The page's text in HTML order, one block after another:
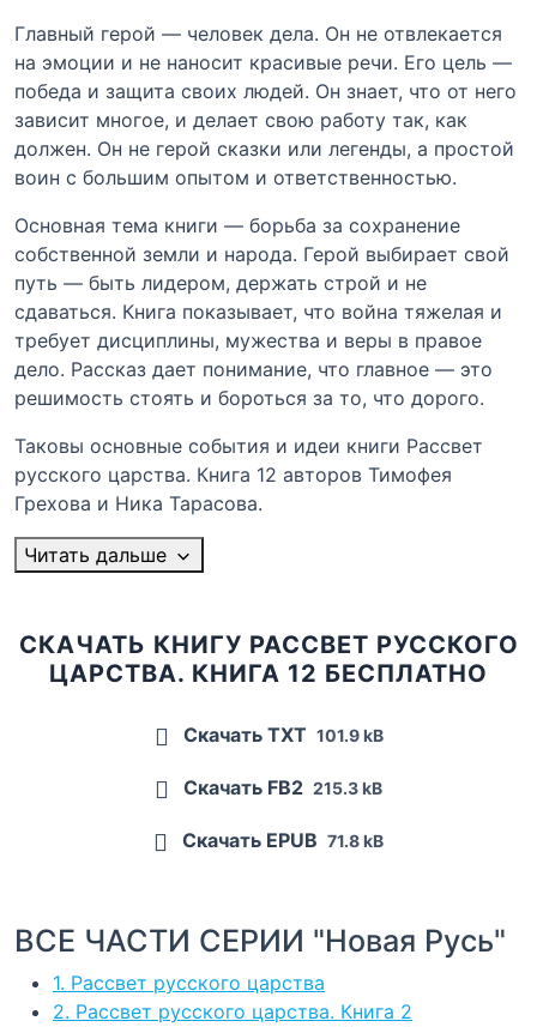
Главный герой — человек дела. Он не отвлекается
на эмоции и не наносит красивые речи. Его цель —
победа и защита своих людей. Он знает, что от него
зависит многое, и делает свою работу так, как
должен. Он не герой сказки или легенды, а простой
воин с большим опытом и ответственностью.
Основная тема книги — борьба за сохранение
собственной земли и народа. Герой выбирает свой
путь — быть лидером, держать строй и не
сдаваться. Книга показывает, что война тяжелая и
требует дисциплины, мужества и веры в правое
дело. Рассказ дает понимание, что главное — это
решимость стоять и бороться за то, что дорого.
Таковы основные события и идеи книги Рассвет
русского царства. Книга 12 авторов Тимофея
Грехова и Ника Тарасова.
Читать дальше
СКАЧАТЬ КНИГУ РАССВЕТ РУССКОГО
ЦАРСТВА. КНИГА 12 БЕСПЛАТНО
Скачать TXT 101.9 kB
Скачать FB2 215.3 kB
Скачать EPUB 71.8 kB
ВСЕ ЧАСТИ СЕРИИ "Новая Русь"
1. Рассвет русского царства
2. Рассвет русского царства. Книга 2